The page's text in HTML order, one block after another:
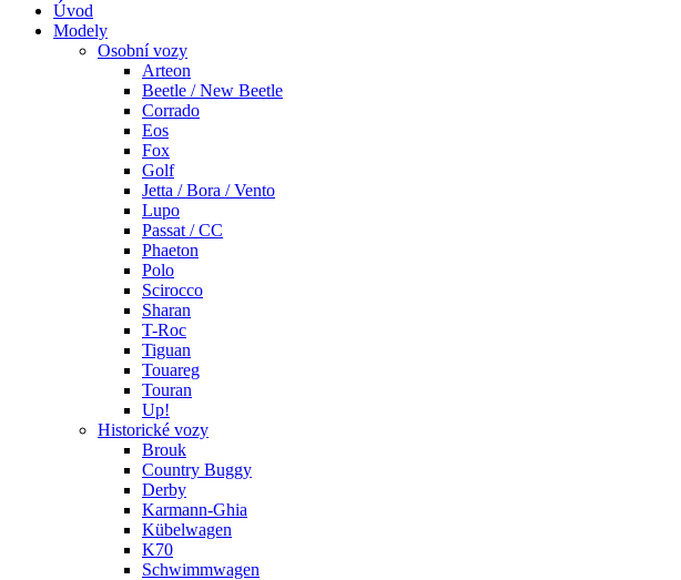
Úvod
Modely
Osobní vozy
Arteon
Beetle / New Beetle
Corrado
Eos
Fox
Golf
Jetta / Bora / Vento
Lupo
Passat / CC
Phaeton
Polo
Scirocco
Sharan
T-Roc
Tiguan
Touareg
Touran
Up!
Historické vozy
Brouk
Country Buggy
Derby
Karmann-Ghia
Kübelwagen
K70
Schwimmwagen